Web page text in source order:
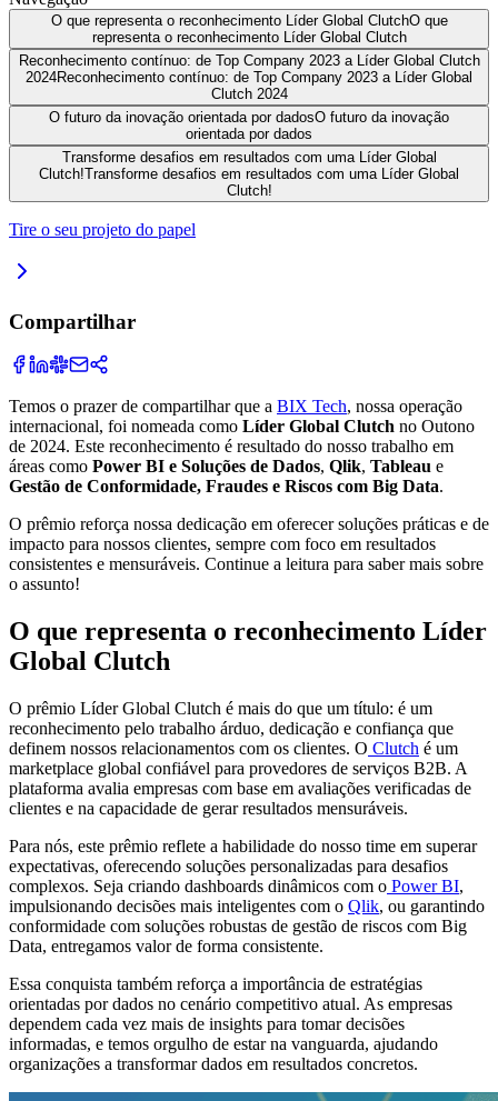
O que representa o reconhecimento Líder Global ClutchO que
representa o reconhecimento Líder Global Clutch
Reconhecimento contínuo: de Top Company 2023 a Líder Global Clutch
2024Reconhecimento contínuo: de Top Company 2023 a Líder Global
Clutch 2024
O futuro da inovação orientada por dadosO futuro da inovação
orientada por dados
Transforme desafios em resultados com uma Líder Global
Clutch!Transforme desafios em resultados com uma Líder Global
Clutch!
Tire o seu projeto do papel
Compartilhar
Temos o prazer de compartilhar que a BIX Tech, nossa operação
internacional, foi nomeada como Líder Global Clutch no Outono
de 2024. Este reconhecimento é resultado do nosso trabalho em
áreas como Power BI e Soluções de Dados, Qlik, Tableau e
Gestão de Conformidade, Fraudes e Riscos com Big Data.
O prêmio reforça nossa dedicação em oferecer soluções práticas e de
impacto para nossos clientes, sempre com foco em resultados
consistentes e mensuráveis. Continue a leitura para saber mais sobre
o assunto!
O que representa o reconhecimento Líder
Global Clutch
O prêmio Líder Global Clutch é mais do que um título: é um
reconhecimento pelo trabalho árduo, dedicação e confiança que
definem nossos relacionamentos com os clientes. O Clutch é um
marketplace global confiável para provedores de serviços B2B. A
plataforma avalia empresas com base em avaliações verificadas de
clientes e na capacidade de gerar resultados mensuráveis.
Para nós, este prêmio reflete a habilidade do nosso time em superar
expectativas, oferecendo soluções personalizadas para desafios
complexos. Seja criando dashboards dinâmicos com o Power BI,
impulsionando decisões mais inteligentes com o Qlik, ou garantindo
conformidade com soluções robustas de gestão de riscos com Big
Data, entregamos valor de forma consistente.
Essa conquista também reforça a importância de estratégias
orientadas por dados no cenário competitivo atual. As empresas
dependem cada vez mais de insights para tomar decisões
informadas, e temos orgulho de estar na vanguarda, ajudando
organizações a transformar dados em resultados concretos.